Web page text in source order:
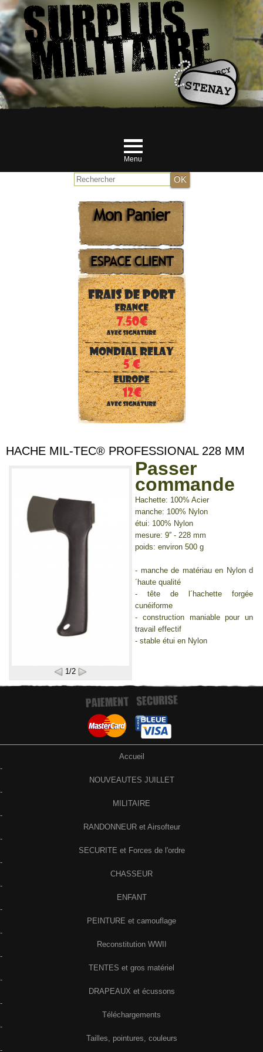
Menu
HACHE MIL-TEC® PROFESSIONAL 228 MM
1/2
Passer
commande
Hachette: 100% Acier
manche: 100% Nylon
étui: 100% Nylon
mesure: 9′′ - 228 mm
poids: environ 500 g
- manche de matériau en Nylon d
´haute qualité
- tête de l´hachette forgée
cunéiforme
- construction maniable pour un
travail effectif
- stable étui en Nylon
Accueil
-
NOUVEAUTES JUILLET
-
MILITAIRE
-
RANDONNEUR et Airsofteur
-
SECURITE et Forces de l'ordre
-
CHASSEUR
-
ENFANT
-
PEINTURE et camouflage
-
Reconstitution WWII
-
TENTES et gros matériel
-
DRAPEAUX et écussons
-
Téléchargements
-
Tailles, pointures, couleurs
-